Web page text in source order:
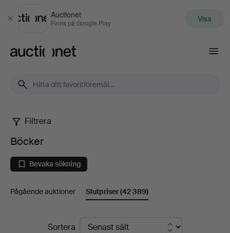
Stäng
Auctionet
Finns på Google Play Visa
Böcker
Filtrera
Böcker
Bevaka sökning
Pågående auktioner Slutpriser(42 389)
SlutpriserSortera